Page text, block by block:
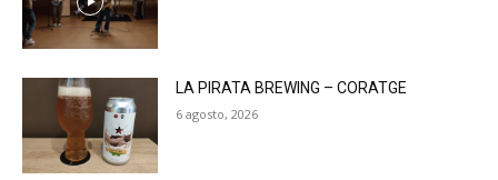
LA PIRATA BREWING – CORATGE
6 agosto, 2026